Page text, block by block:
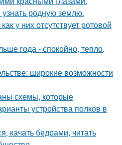
родную землю.
у них отсутствует ротовой
года - спокойно, тепло,
широкие возможности
схемы, которые
устройства полков в
качать бедрами, читать